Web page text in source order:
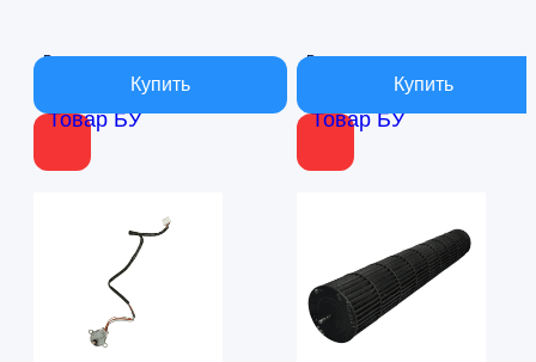
Товар БУ
В наличии
Товар БУ
В наличии